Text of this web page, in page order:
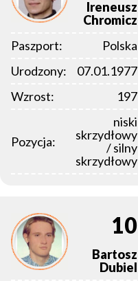
Ireneusz
Chromicz
Paszport:
Polska
Urodzony:
07.01.1977
Wzrost:
197
Pozycja:
niski
skrzydłowy
/ silny
skrzydłowy
10
Bartosz
Dubiel